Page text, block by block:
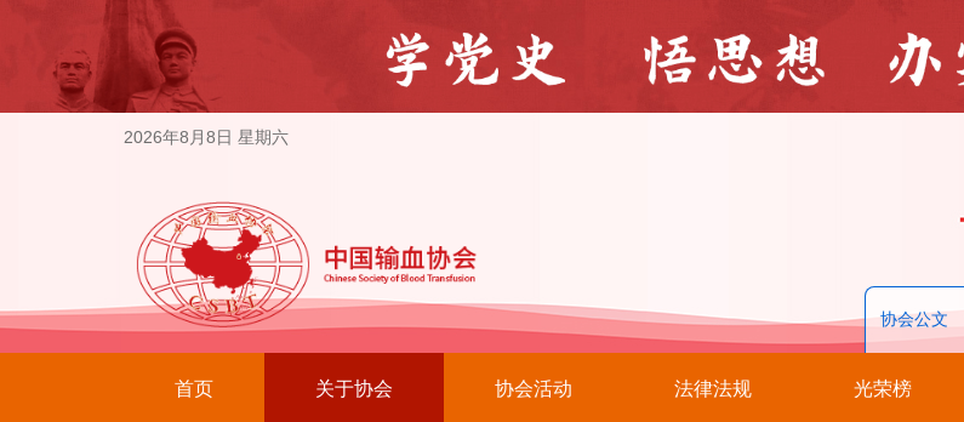
2026年8月8日 星期六
协会公文
首页 关于协会 协会活动 法律法规 光荣榜